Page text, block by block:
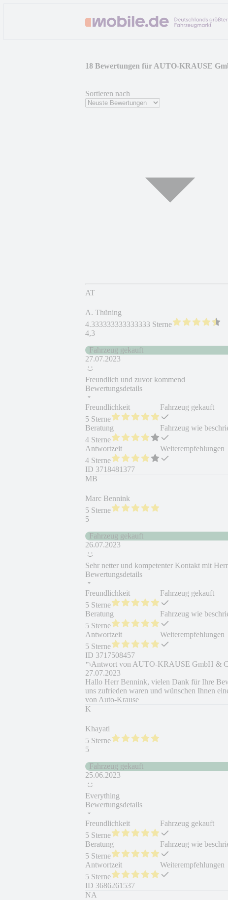
18 Bewertungen für AUTO-KRAUSE
Sortieren nach
AT
A. Thüning
4.333333333333333 Sterne
4,3
Fahrzeug gekauft
27.07.2023
Freundlich und zuvor kommend
Bewertungsdetails
Freundlichkeit
5 Sterne
Beratung
4 Sterne
Antwortzeit
4 Sterne
Fahrzeug gekauft
Fahrzeug wie
Weiterempfehlungen
ID 3718481377
MB
Marc Bennink
5 Sterne
5
Fahrzeug gekauft
26.07.2023
Sehr netter und kompetenter Kontakt mit
Bewertungsdetails
Freundlichkeit
5 Sterne
Beratung
5 Sterne
Antwortzeit
5 Sterne
Fahrzeug gekauft
Fahrzeug wie
Weiterempfehlungen
ID 3717508457
Antwort von AUTO-KRAUSE GmbH &
27.07.2023
Hallo Herr Bennink, vielen Dank für Ihre
uns zufrieden waren und wünschen Ihnen
von Auto-Krause
K
Khayati
5 Sterne
5
Fahrzeug gekauft
25.06.2023
Everything
Bewertungsdetails
Freundlichkeit
5 Sterne
Beratung
5 Sterne
Antwortzeit
5 Sterne
Fahrzeug gekauft
Fahrzeug wie
Weiterempfehlungen
ID 3686261537
NA